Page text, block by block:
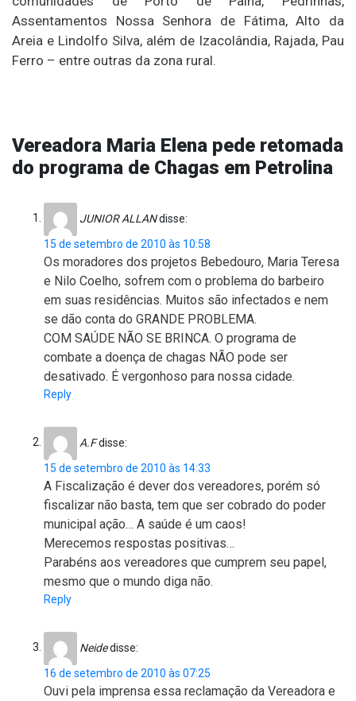
Assentamentos Nossa Senhora de Fátima, Alto da
Areia e Lindolfo Silva, além de Izacolândia, Rajada, Pau
Ferro – entre outras da zona rural.
Vereadora Maria Elena pede retomada
do programa de Chagas em Petrolina
JUNIOR ALLANdisse:
15 de setembro de 2010 às 10:58
Os moradores dos projetos Bebedouro, Maria Teresa
e Nilo Coelho, sofrem com o problema do barbeiro
em suas residências. Muitos são infectados e nem
se dão conta do GRANDE PROBLEMA.
COM SAÚDE NÃO SE BRINCA. O programa de
combate a doença de chagas NÃO pode ser
desativado. É vergonhoso para nossa cidade.
Reply
A.Fdisse:
15 de setembro de 2010 às 14:33
A Fiscalização é dever dos vereadores, porém só
fiscalizar não basta, tem que ser cobrado do poder
municipal ação… A saúde é um caos!
Merecemos respostas positivas…
Parabéns aos vereadores que cumprem seu papel,
mesmo que o mundo diga não.
Reply
Neidedisse:
16 de setembro de 2010 às 07:25
Ouvi pela imprensa essa reclamação da Vereadora e